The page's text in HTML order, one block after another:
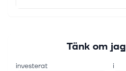
Tänk om
investerat
i